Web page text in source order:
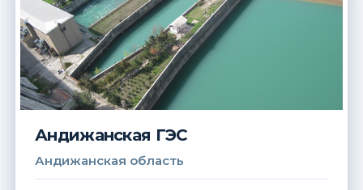
Андижанская ГЭС
Андижанская область